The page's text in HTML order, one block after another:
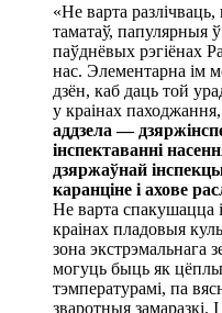
«Не варта
таматаў, папулярныя
паўднёвых рэгіёнах
нас. Элементарна ім
дзён, каб даць той
у краінах
аддзела —
інспектаванні
дзяржаўнай
каранціне і ахове
Не варта спакушацца
краінах пладовыя
зона экстрэмальнага
могуць быць як
тэмпературамі, па
зваротныя замаразкі.